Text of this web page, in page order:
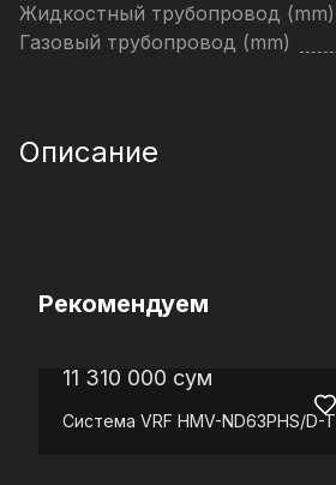
Жидкостный трубопровод (mm)
Газовый трубопровод (mm)
Описание
Рекомендуем
11 310 000 сум
Система VRF HMV-ND63PHS/D-T